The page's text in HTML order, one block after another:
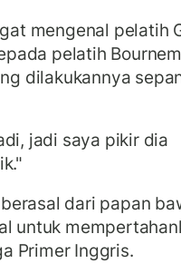
mengenal pelatih
pelatih
dilakukannya
jadi saya pikir dia
dari papan
untuk
Primer Inggris.